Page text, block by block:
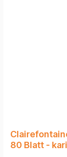
80 Blatt -